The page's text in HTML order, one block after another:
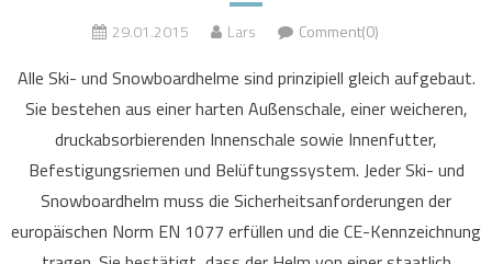
29.01.2015 Lars Comment(0)
Alle Ski- und Snowboardhelme sind prinzipiell gleich aufgebaut.
Sie bestehen aus einer harten Außenschale, einer weicheren,
druckabsorbierenden Innenschale sowie Innenfutter,
Befestigungsriemen und Belüftungssystem. Jeder Ski- und
Snowboardhelm muss die Sicherheitsanforderungen der
europäischen Norm EN 1077 erfüllen und die CE-Kennzeichnung